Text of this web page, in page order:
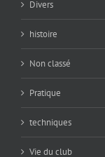
Divers
histoire
Non classé
Pratique
techniques
Vie du club